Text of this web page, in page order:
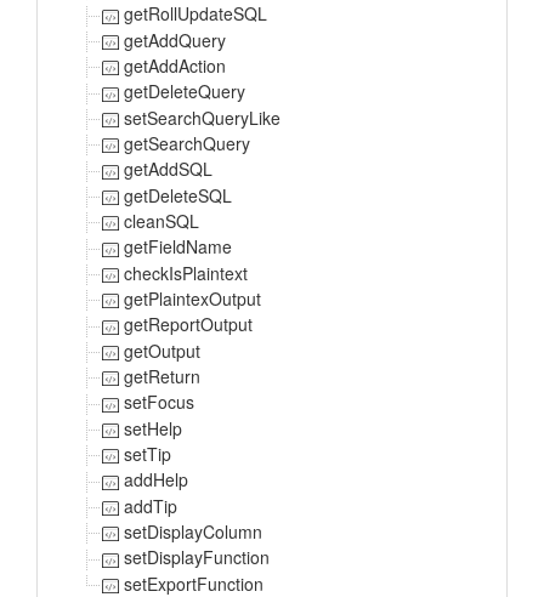
getRollUpdateSQL
getAddQuery
getAddAction
getDeleteQuery
setSearchQueryLike
getSearchQuery
getAddSQL
getDeleteSQL
cleanSQL
getFieldName
checkIsPlaintext
getPlaintexOutput
getReportOutput
getOutput
getReturn
setFocus
setHelp
setTip
addHelp
addTip
setDisplayColumn
setDisplayFunction
setExportFunction